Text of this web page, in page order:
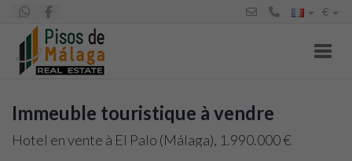
€
Immeuble touristique à vendre
Hotel en vente à El Palo (Málaga), 1.990.000 €